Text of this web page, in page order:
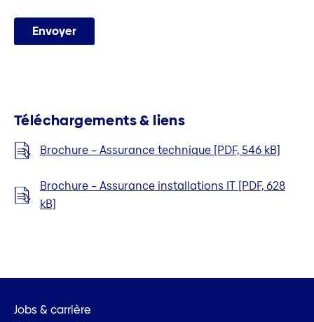
Envoyer
Téléchargements & liens
Brochure – Assurance technique [PDF, 546 kB]
Brochure – Assurance installations IT [PDF, 628
kB]
Jobs & carrière